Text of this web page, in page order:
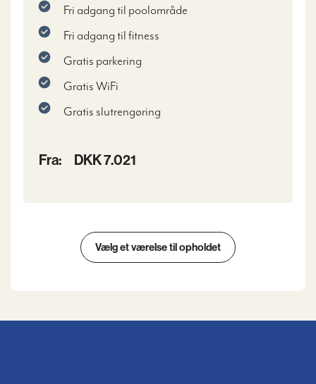
Fri adgang til poolområde
Fri adgang til fitness
Gratis parkering
Gratis WiFi
Gratis slutrengøring
Fra: DKK 7.021
Vælg et værelse til opholdet